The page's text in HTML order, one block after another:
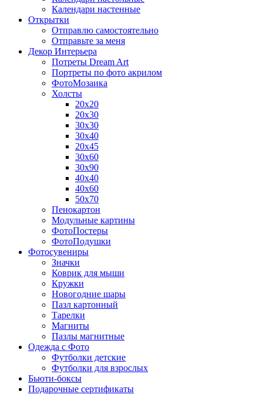
Календари настенные
Открытки
Отправлю самостоятельно
Отправьте за меня
Декор Интерьера
Потреты Dream Art
Портреты по фото акрилом
ФотоМозаика
Холсты
20х20
20х30
30х30
30х40
20х45
30х60
30х90
40х40
40х60
50х70
Пенокартон
Модульные картины
ФотоПостеры
ФотоПодушки
Фотоcувениры
Значки
Коврик для мыши
Кружки
Новогодние шары
Пазл картонный
Тарелки
Магниты
Пазлы магнитные
Одежда с Фото
Футболки детские
Футболки для взрослых
Бьюти-боксы
Подарочные сертификаты